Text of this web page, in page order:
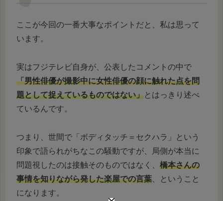
ここが今回の一番大事なポイントだと、私は思って
います。
実はフジテレビ自身が、公表したコメントの中で
「男性俳優が撮影中に女性俳優の顔に触れた点を問
題として捉えているものではない」とはっきり述べ
ているんです。
つまり、世間で「ボディタッチ＝セクハラ」という
印象で語られがちなこの騒動ですが、局側が本当に
問題視したのは接触そのものではなく、 橋本さんの
事情を知りながら発した楽屋での言葉 、ということ
になります。